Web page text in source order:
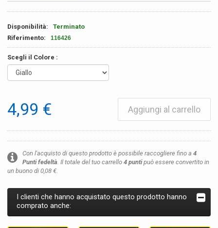
Disponibilità:
Terminato
Riferimento:
116426
Scegli il Colore :
4,99 € Aggiungi al carrello
Con l'acquisto di questo prodotto è possibile raccogliere fino a 4
Punti fedeltà. Il totale del tuo carrello 4 puntipuò essere convertito in
un buono di 0,08 €.
I clienti che hanno acquistato questo prodotto hanno
comprato anche: